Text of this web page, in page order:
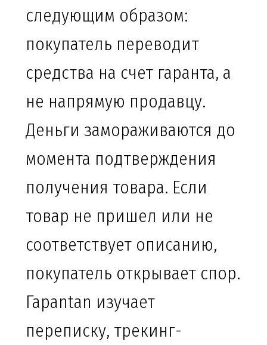
следующим образом:
покупатель переводит
средства на счет гаранта, а
не напрямую продавцу.
Деньги замораживаются до
момента подтверждения
получения товара. Если
товар не пришел или не
соответствует описанию,
покупатель открывает спор.
Гарantan изучает
переписку, трекинг-